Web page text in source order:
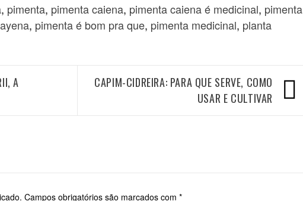
, pimenta, pimenta caiena, pimenta caiena é medicinal, pimenta
, pimenta é bom pra que, pimenta medicinal, planta
A
CAPIM-CIDREIRA: PARA QUE SERVE, COMO
USAR E CULTIVAR
Campos obrigatórios são marcados com *